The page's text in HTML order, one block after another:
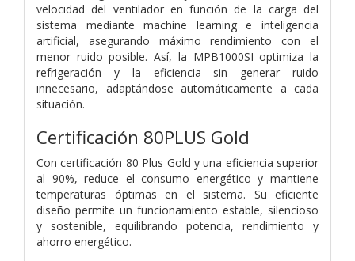
velocidad del ventilador en función de la carga del
sistema mediante machine learning e inteligencia
artificial, asegurando máximo rendimiento con el
menor ruido posible. Así, la MPB1000SI optimiza la
refrigeración y la eficiencia sin generar ruido
innecesario, adaptándose automáticamente a cada
situación.
Certificación 80PLUS Gold
Con certificación 80 Plus Gold y una eficiencia superior
al 90%, reduce el consumo energético y mantiene
temperaturas óptimas en el sistema. Su eficiente
diseño permite un funcionamiento estable, silencioso
y sostenible, equilibrando potencia, rendimiento y
ahorro energético.